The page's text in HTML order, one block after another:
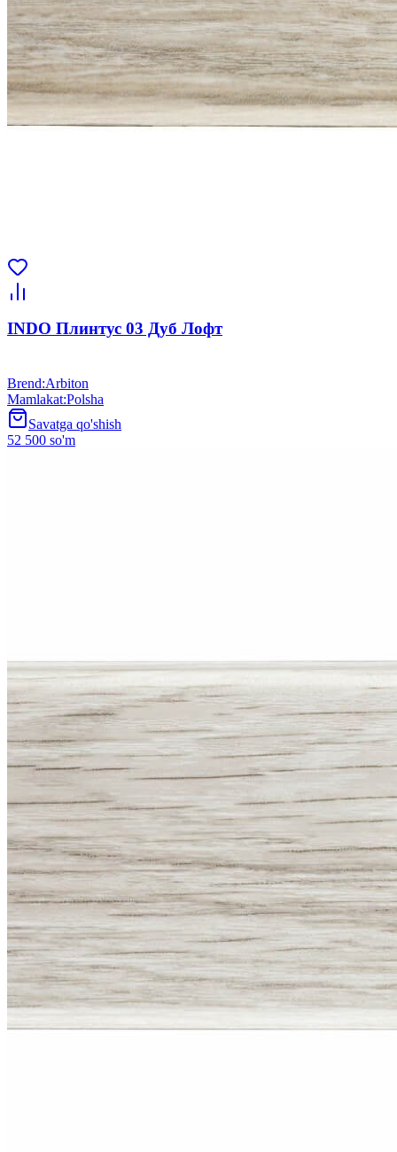
INDO Плинтус 03 Дуб Лофт
Brend:Arbiton
Mamlakat:Polsha
Savatga qo'shish
52 500 so'm